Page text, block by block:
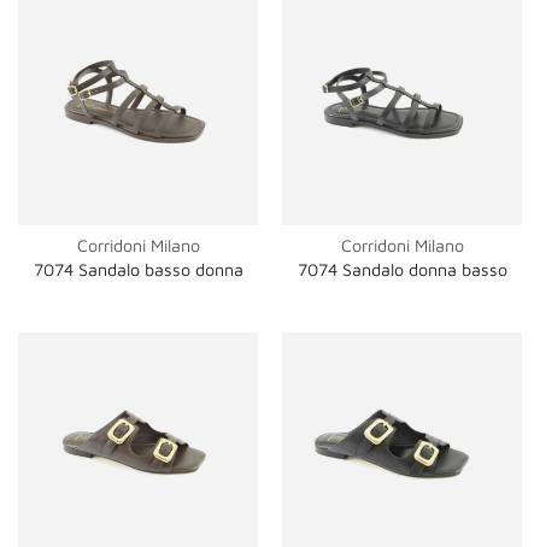
Corridoni Milano
7074 Sandalo basso donna
Corridoni Milano
7074 Sandalo donna basso